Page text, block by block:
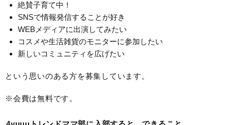
絶賛子育て中！
SNSで情報発信することが好き
WEBメディアに出演してみたい
コスメや生活雑貨のモニターに参加したい
新しいコミュニティを広げたい
という思いのある方を募集しています。
※会費は無料です。